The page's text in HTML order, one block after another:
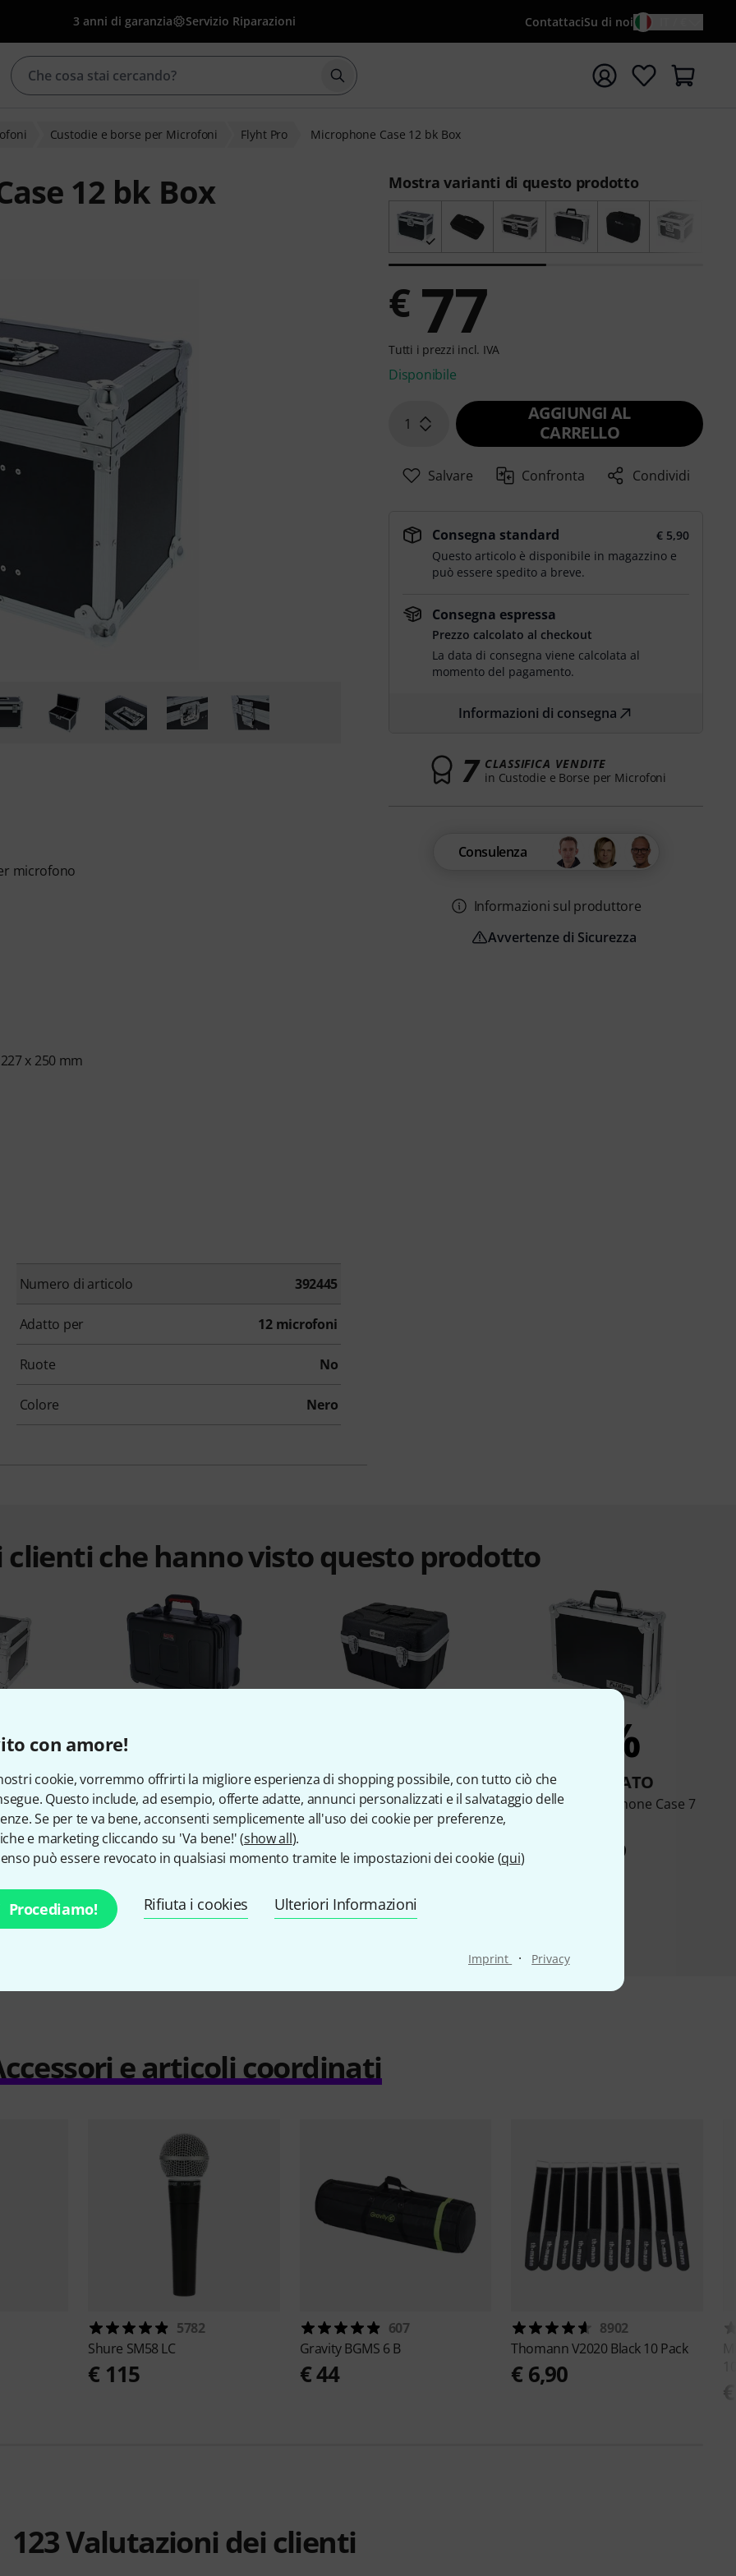
con amore!
cookie, vorremmo offrirti la migliore esperienza di shopping possibile, con tutto ciò che
Questo include, ad esempio, offerte adatte, annunci personalizzati e il salvataggio delle
Se per te va bene, acconsenti semplicemente all'uso dei cookie per preferenze,
e marketing cliccando su 'Va bene!' (show all).
può essere revocato in qualsiasi momento tramite le impostazioni dei cookie (qui)
Procediamo! Rifiuta i cookies Ulteriori Informazioni
Imprint · Privacy
3 anni di garanzia Servizio Riparazioni ContattaciSu di noi
Avviare la ricerca con il termine di ricerca {searchTerm}
Custodie e borse per Microfoni Flyht Pro Microphone Case 12 bk Box
12 bk Box
microfono
x 250 mm
Numero di articolo 392445
Adatto per 12 microfoni
Ruote No
Colore Nero
Mostra varianti di questo prodotto
€ 77
Tutti i prezzi incl. IVA
Disponibile
1
AGGIUNGI AL
CARRELLO
Salvare Confronta Condividi
Consegna standard
€ 5,90
Questo articolo è disponibile in magazzino e
può essere spedito a breve.
Consegna espressa
Prezzo calcolato al checkout
La data di consegna viene calcolata al
momento del pagamento.
Informazioni di consegna
7 CLASSIFICA VENDITE
in Custodie e Borse per Microfoni
Consulenza
Informazioni sul produttore
Avvertenze di Sicurezza
clienti che hanno visto questo prodotto
Case 12
COMPRATO
Gator GM-15 TSA
€ 115
COMPRATO
Thomann MIC12 Case
€ 69
5%
COMPRATO
Flyht Pro Microphone Case 7
€ 49
Compara
e articoli coordinati
5782
Shure SM58 LC
€ 115
607
GravityBGMS 6 B
€ 44
8902
ThomannV2020 Black 10 Pack
€ 6,90
123Valutazioni dei clienti